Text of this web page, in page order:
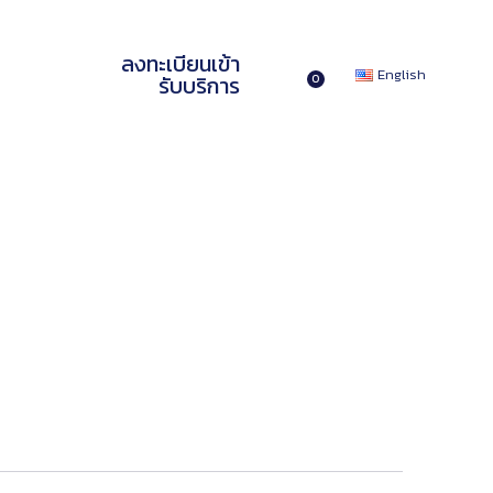
ลงทะเบียนเข้า
รับบริการ 0 English